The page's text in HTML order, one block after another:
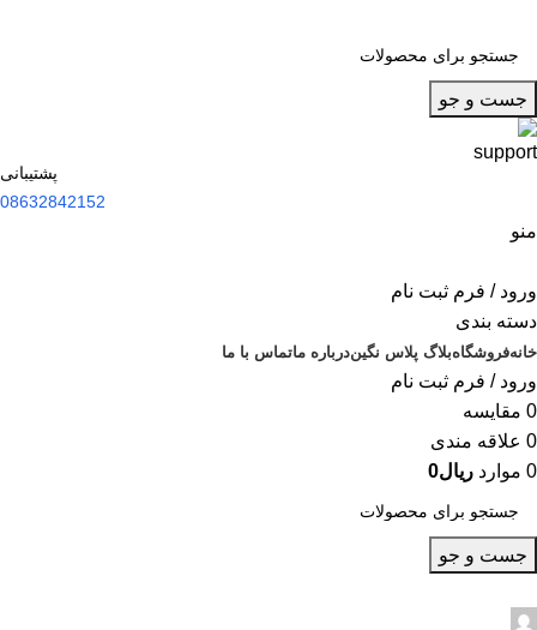
جست و جو
پشتیبانی
08632842152
منو
ورود / فرم ثبت نام
دسته بندی
خانهفروشگاهبلاگ پلاس نگیندرباره ماتماس با ما
ورود / فرم ثبت نام
0 مقایسه
0 علاقه مندی
0 موارد ریال0
جست و جو